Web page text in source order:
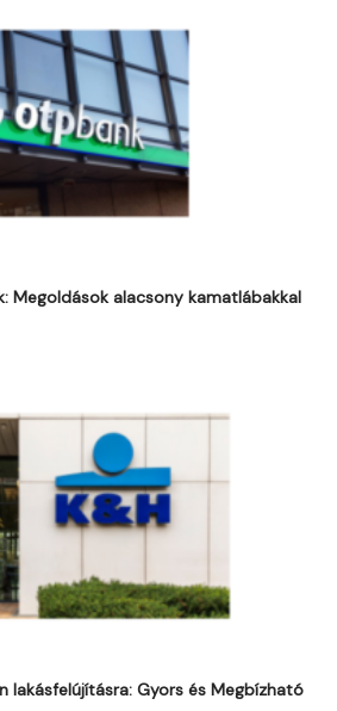
Megoldások alacsony kamatlábakkal
lakásfelújításra: Gyors és Megbízható